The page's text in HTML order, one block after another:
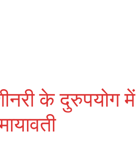
के दुरुपयोग